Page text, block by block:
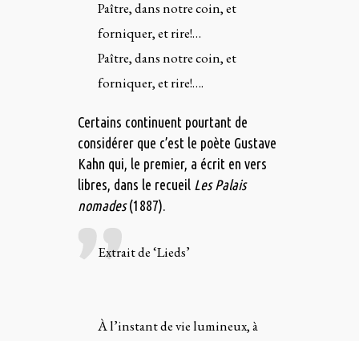
Paître, dans notre coin, et
forniquer, et rire!…
Paître, dans notre coin, et
forniquer, et rire!….
Certains continuent pourtant de
considérer que c’est le poète Gustave
Kahn qui, le premier, a écrit en vers
libres, dans le recueil Les Palais
nomades(1887).
Extrait de ‘Lieds’
À l’instant de vie lumineux, à